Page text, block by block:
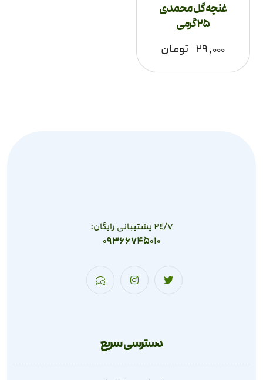
غنچه گل محمدی
25 گرمی
۲۹,۰۰۰ تومان
٢٤/٧ پشتیبانی رایگان:
09366745010
دسترسی سریع